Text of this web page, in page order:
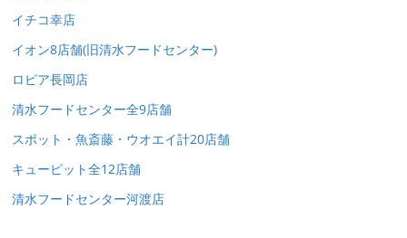
イチコ幸店
イオン8店舗(旧清水フードセンター)
ロピア長岡店
清水フードセンター全9店舗
スポット・魚斎藤・ウオエイ計20店舗
キューピット全12店舗
清水フードセンター河渡店